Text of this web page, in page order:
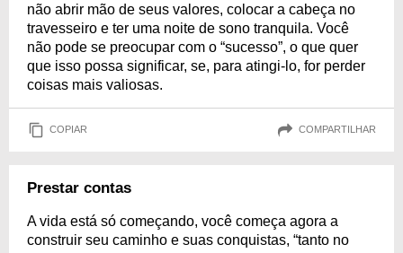
não abrir mão de seus valores, colocar a cabeça no
travesseiro e ter uma noite de sono tranquila. Você
não pode se preocupar com o “sucesso”, o que quer
que isso possa significar, se, para atingi-lo, for perder
coisas mais valiosas.
COPIAR COMPARTILHAR
Prestar contas
A vida está só começando, você começa agora a
construir seu caminho e suas conquistas, “tanto no